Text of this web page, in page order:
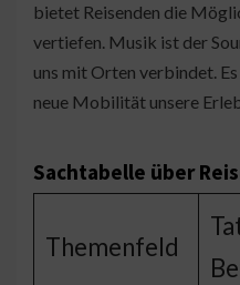
bietet Reisenden die
vertiefen. Musik ist der
uns mit Orten verbindet.
neue Mobilität unsere
Sachtabelle über
Themenfeld